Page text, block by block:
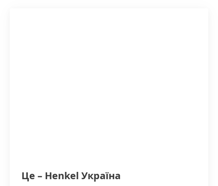
Це – Henkel Україна